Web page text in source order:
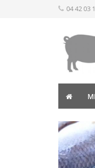
04 42 03